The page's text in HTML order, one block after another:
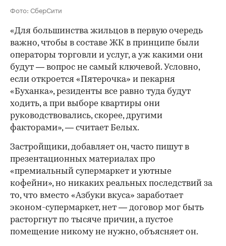
Фото: СберСити
«Для большинства жильцов в первую очередь
важно, чтобы в составе ЖК в принципе были
операторы торговли и услуг, а уж какими они
будут — вопрос не самый ключевой. Условно,
если откроется «Пятерочка» и пекарня
«Буханка», резиденты все равно туда будут
ходить, а при выборе квартиры они
руководствовались, скорее, другими
факторами», — считает Белых.
Застройщики, добавляет он, часто пишут в
презентационных материалах про
«премиальный супермаркет и уютные
кофейни», но никаких реальных последствий за
то, что вместо «Азбуки вкуса» заработает
эконом-супермаркет, нет — договор мог быть
расторгнут по тысяче причин, а пустое
помещение никому не нужно, объясняет он.